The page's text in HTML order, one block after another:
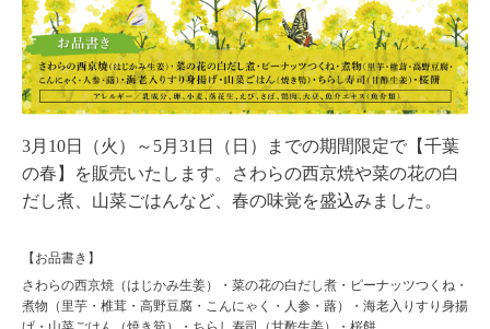
3月10日（火）～5月31日（日）までの期間限定で【千葉
の春】を販売いたします。
さわらの西京焼や菜の花の白
だし煮、山菜ごはんなど、春の味覚を盛込みました。
【お品書き】
さわらの西京焼（はじかみ生姜）・菜の花の白だし煮・ピーナッツつくね・
煮物（里芋・椎茸・高野豆腐・こんにゃく・人参・蕗）・海老入りすり身揚